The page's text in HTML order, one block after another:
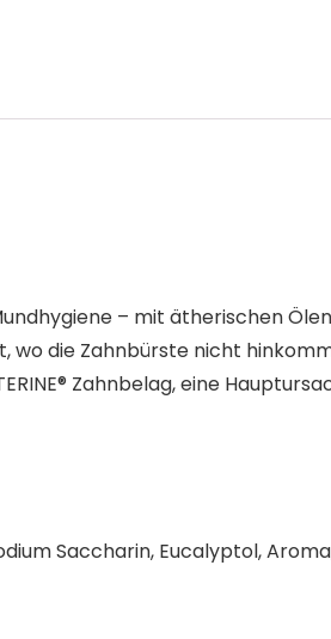
– mit ätherischen
die Zahnbürste nicht
Zahnbelag, eine
Saccharin, Eucalyptol,